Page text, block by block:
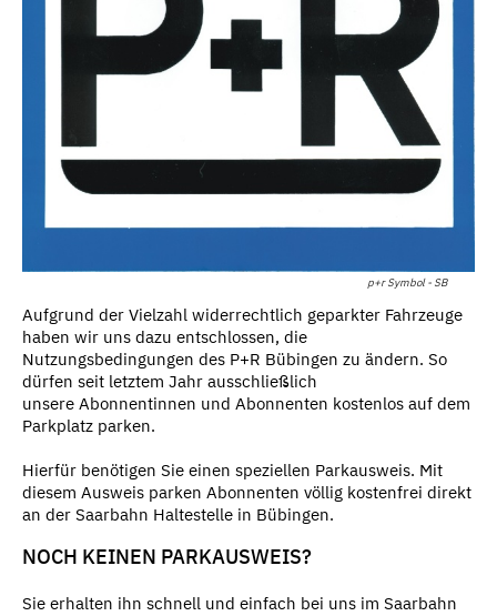
p+r Symbol - SB
Aufgrund der Vielzahl widerrechtlich geparkter Fahrzeuge
haben wir uns dazu entschlossen, die
Nutzungsbedingungen des P+R Bübingen zu ändern. So
dürfen seit letztem Jahr ausschließlich
unsere Abonnentinnen und Abonnenten kostenlos auf dem
Parkplatz parken.
Hierfür benötigen Sie einen speziellen Parkausweis. Mit
diesem Ausweis parken Abonnenten völlig kostenfrei direkt
an der Saarbahn Haltestelle in Bübingen.
NOCH KEINEN PARKAUSWEIS?
Sie erhalten ihn schnell und einfach bei uns im Saarbahn